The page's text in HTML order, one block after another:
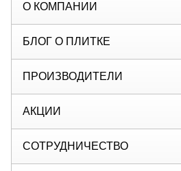
О КОМПАНИИ
БЛОГ О ПЛИТКЕ
ПРОИЗВОДИТЕЛИ
АКЦИИ
СОТРУДНИЧЕСТВО